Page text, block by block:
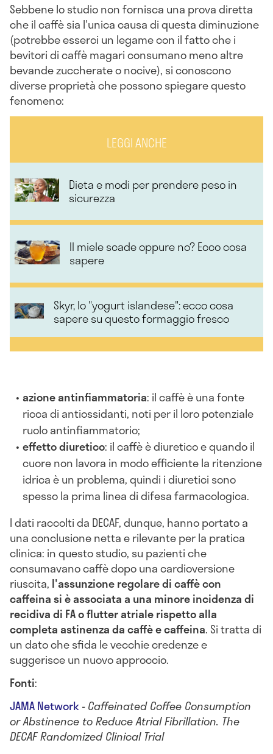
Sebbene lo studio non fornisca una prova diretta
che il caffè sia l'unica causa di questa diminuzione
(potrebbe esserci un legame con il fatto che i
bevitori di caffè magari consumano meno altre
bevande zuccherate o nocive), si conoscono
diverse proprietà che possono spiegare questo
fenomeno:
LEGGI ANCHE
Dieta e modi per prendere peso in
sicurezza
Il miele scade oppure no? Ecco cosa
sapere
Skyr, lo "yogurt islandese": ecco cosa
sapere su questo formaggio fresco
azione antinfiammatoria: il caffè è una fonte
ricca di antiossidanti, noti per il loro potenziale
ruolo antinfiammatorio;
effetto diuretico: il caffè è diuretico e quando il
cuore non lavora in modo efficiente la ritenzione
idrica è un problema, quindi i diuretici sono
spesso la prima linea di difesa farmacologica.
I dati raccolti da DECAF, dunque, hanno portato a
una conclusione netta e rilevante per la pratica
clinica: in questo studio, su pazienti che
consumavano caffè dopo una cardioversione
riuscita, l'assunzione regolare di caffè con
caffeina si è associata a una minore incidenza di
recidiva di FA o flutter atriale rispetto alla
completa astinenza da caffè e caffeina. Si tratta di
un dato che sfida le vecchie credenze e
suggerisce un nuovo approccio.
Fonti:
JAMA Network-Caffeinated Coffee Consumption
or Abstinence to Reduce Atrial Fibrillation. The
DECAF Randomized Clinical Trial